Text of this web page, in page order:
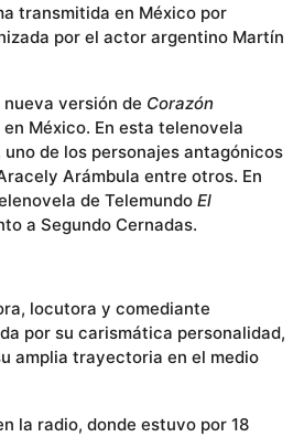
transmitida en México por
por el actor argentino Martín
versión de Corazón
México. En esta telenovela
de los personajes antagónicos
Arámbula entre otros. En
de Telemundo El
a Segundo Cernadas.
locutora y comediante
por su carismática personalidad,
amplia trayectoria en el medio
la radio, donde estuvo por 18